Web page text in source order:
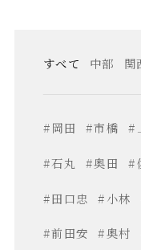
すべて 中部 関
#岡田 #市橋 #
#石丸 #奥田 #
#田口忠 #小林
#前田安 #奥村